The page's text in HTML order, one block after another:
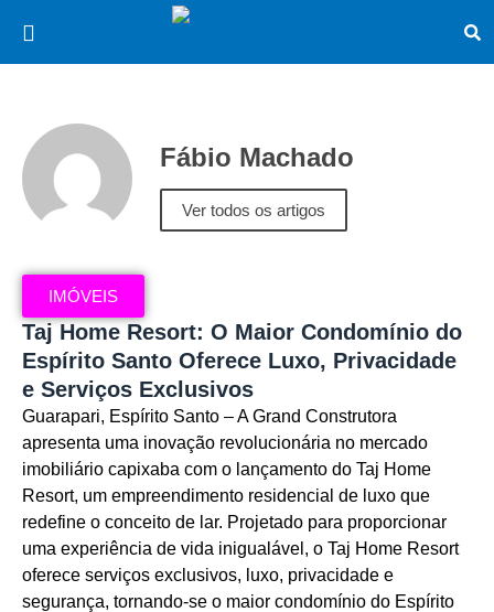
Fábio Machado
Ver todos os artigos
IMÓVEIS
Taj Home Resort: O Maior Condomínio do
Espírito Santo Oferece Luxo, Privacidade
e Serviços Exclusivos
Guarapari, Espírito Santo – A Grand Construtora
apresenta uma inovação revolucionária no mercado
imobiliário capixaba com o lançamento do Taj Home
Resort, um empreendimento residencial de luxo que
redefine o conceito de lar. Projetado para proporcionar
uma experiência de vida inigualável, o Taj Home Resort
oferece serviços exclusivos, luxo, privacidade e
segurança, tornando-se o maior condomínio do Espírito